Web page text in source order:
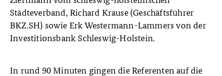
Städteverband, Richard Krause (Geschäftsführer
BKZ.SH) sowie Erk Westermann-Lammers von der
Investitionsbank Schleswig-Holstein.
In rund 90 Minuten gingen die Referenten auf die